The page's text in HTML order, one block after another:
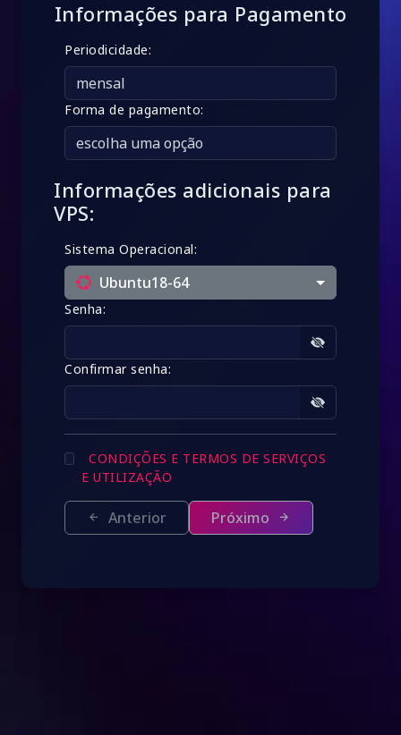
Informações para Pagamento
Periodicidade:
Forma de pagamento:
Informações adicionais para
VPS:
Sistema Operacional:
Ubuntu18-64
Senha:
Confirmar senha:
CONDIÇÕES E TERMOS DE SERVIÇOS
E UTILIZAÇÃO
Anterior Próximo